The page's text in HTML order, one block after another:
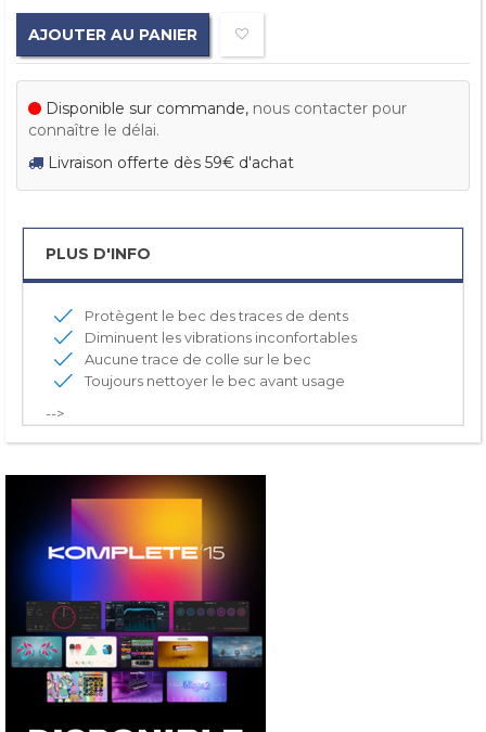
AJOUTER AU PANIER
Disponible sur commande, nous contacter pour
connaître le délai.
Livraison offerte dès 59€ d'achat
PLUS D'INFO
Protègent le bec des traces de dents
Diminuent les vibrations inconfortables
Aucune trace de colle sur le bec
Toujours nettoyer le bec avant usage
-->